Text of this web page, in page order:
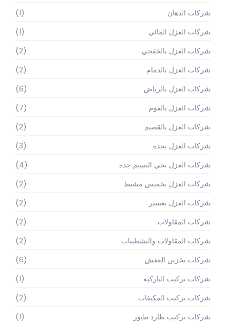
شركات الدهان
(1)
شركات العزل المائي
(1)
شركات العزل بالخفجي
(2)
شركات العزل بالدمام
(2)
شركات العزل بالرياض
(6)
شركات العزل بالفوم
(7)
شركات العزل بالقصيم
(2)
شركات العزل بجدة
(3)
شركات العزل بحي النسيم جدة
(4)
شركات العزل بخميس مشيط
(2)
شركات العزل بعسير
(2)
شركات المقاولات
(2)
شركات المقاولات والتشطيبات
(2)
شركات تخزين العفش
(6)
شركات تركيب الباركيه
(1)
شركات تركيب المكيفات
(2)
شركات تركيب طارد طيور
(1)